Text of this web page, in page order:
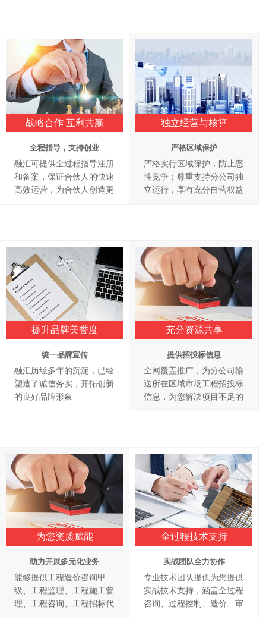
战略合作 互利共赢
全程指导，支持创业
融汇可提供全过程指导注册
和备案，保证合伙人的快速
高效运营，为合伙人创造更
独立经营与核算
严格区域保护
严格实行区域保护，防止恶
性竞争；尊重支持分公司独
立运行，享有充分自营权益
提升品牌美誉度
统一品牌宣传
融汇历经多年的沉淀，已经
塑造了诚信务实，开拓创新
的良好品牌形象
充分资源共享
提供招投标信息
全网覆盖推广，为分公司输
送所在区域市场工程招投标
信息，为您解决项目不足的
为您资质赋能
助力开展多元化业务
能够提供工程造价咨询甲
级、工程监理、工程施工管
理、工程咨询、工程招标代
全过程技术支持
实战团队全力协作
专业技术团队提供为您提供
实战技术支持，涵盖全过程
咨询、过程控制、造价、审